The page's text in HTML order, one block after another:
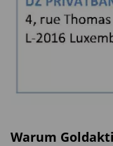
Warum